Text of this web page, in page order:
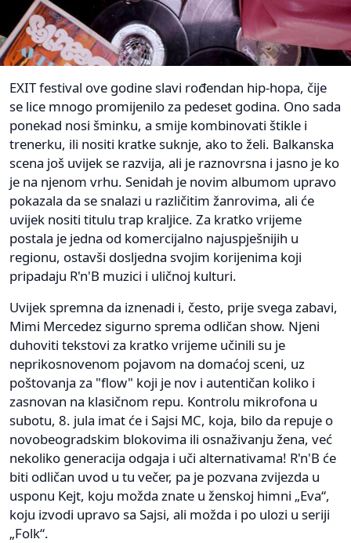
EXIT festival ove godine slavi rođendan hip-hopa, čije
se lice mnogo promijenilo za pedeset godina. Ono sada
ponekad nosi šminku, a smije kombinovati štikle i
trenerku, ili nositi kratke suknje, ako to želi. Balkanska
scena još uvijek se razvija, ali je raznovrsna i jasno je ko
je na njenom vrhu. Senidah je novim albumom upravo
pokazala da se snalazi u različitim žanrovima, ali će
uvijek nositi titulu trap kraljice. Za kratko vrijeme
postala je jedna od komercijalno najuspješnijih u
regionu, ostavši dosljedna svojim korijenima koji
pripadaju R'n'B muzici i uličnoj kulturi.
Uvijek spremna da iznenadi i, često, prije svega zabavi,
Mimi Mercedez sigurno sprema odličan show. Njeni
duhoviti tekstovi za kratko vrijeme učinili su je
neprikosnovenom pojavom na domaćoj sceni, uz
poštovanja za "flow" koji je nov i autentičan koliko i
zasnovan na klasičnom repu. Kontrolu mikrofona u
subotu, 8. jula imat će i Sajsi MC, koja, bilo da repuje o
novobeogradskim blokovima ili osnaživanju žena, već
nekoliko generacija odgaja i uči alternativama! R'n'B će
biti odličan uvod u tu večer, pa je pozvana zvijezda u
usponu Kejt, koju možda znate u ženskoj himni „Eva“,
koju izvodi upravo sa Sajsi, ali možda i po ulozi u seriji
„Folk“.